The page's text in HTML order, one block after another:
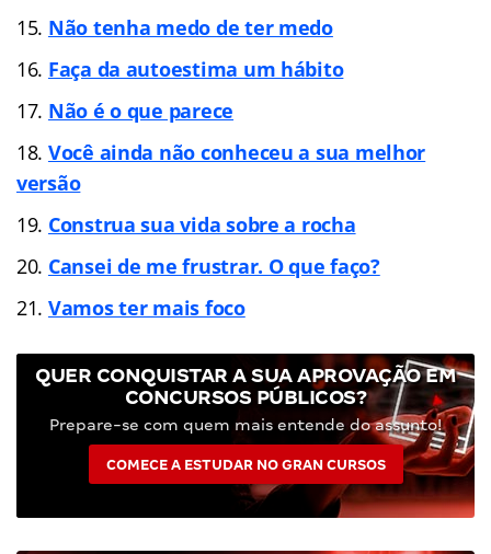
Não tenha medo de ter medo
Faça da autoestima um hábito
Não é o que parece
Você ainda não conheceu a sua melhor
versão
Construa sua vida sobre a rocha
Cansei de me frustrar. O que faço?
Vamos ter mais foco
QUER CONQUISTAR A SUA APROVAÇÃO EM
CONCURSOS PÚBLICOS?
Prepare-se com quem mais entende do assunto!
COMECE A ESTUDAR NO GRAN CURSOS